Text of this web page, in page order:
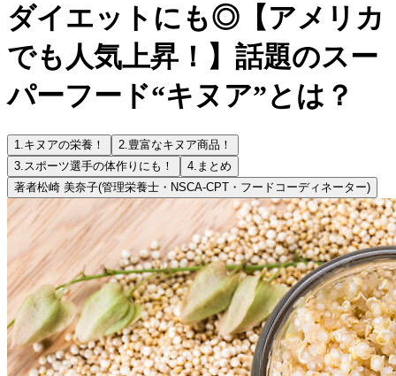
ダイエットにも◎【アメリカ
でも人気上昇！】話題のスー
パーフード“キヌア”とは？
1.キヌアの栄養！ 2.豊富なキヌア商品！
3.スポーツ選手の体作りにも！ 4. まとめ
著者松崎 美奈子(管理栄養士・NSCA‐CPT・フードコーディネーター)